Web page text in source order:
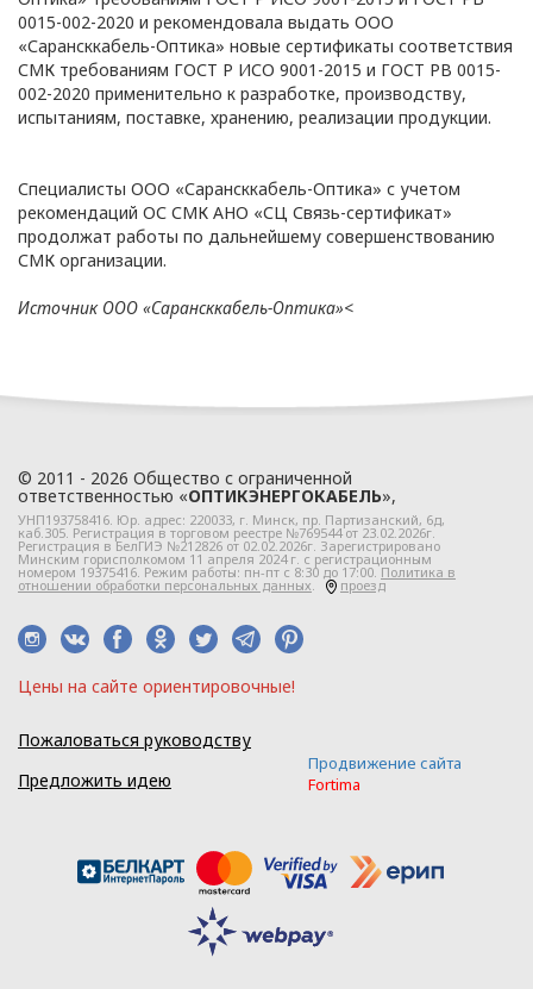
0015-002-2020 и рекомендовала выдать ООО
«Сарансккабель-Оптика» новые сертификаты соответствия
СМК требованиям ГОСТ Р ИСО 9001-2015 и ГОСТ РВ 0015-
002-2020 применительно к разработке, производству,
испытаниям, поставке, хранению, реализации продукции.
Специалисты ООО «Сарансккабель-Оптика» с учетом
рекомендаций ОС СМК АНО «СЦ Связь-сертификат»
продолжат работы по дальнейшему совершенствованию
СМК организации.
Источник ООО «Сарансккабель-Оптика»<
© 2011 - 2026 Общество с ограниченной
ответственностью «ОПТИКЭНЕРГОКАБЕЛЬ»,
УНП193758416. Юр. адрес: 220033, г. Минск, пр. Партизанский, 6д,
каб.305. Регистрация в торговом реестре №769544 от 23.02.2026г.
Регистрация в БелГИЭ №212826 от 02.02.2026г. Зарегистрировано
Минским горисполкомом 11 апреля 2024 г. с регистрационным
номером 19375416. Режим работы: пн-пт с 8:30 до 17:00.Политика в
отношении обработки персональных данных . проезд
Цeны нa caйтe opиeнтиpoвoчные!
Пожаловаться руководству
Предложить идею
Продвижение сайта
Fortima
данных
Общество с ограниченной
ответственностью
«ОПТИКЭНЕРГОКАБЕЛЬ»
Директор ООО
«ОПТИКЭНЕРГОКАБЕЛЬ»
В.А. Прокопчук _________​
г. Минск
Глава 1
положения
1.1. Настоящая политика в
отношении обработки
персональных данных
в ООО
«ОПТИКЭНЕРГОКАБЕЛЬ»
определяет
цели, принципы, способы,
требования к защите
персональных данных,
которые обрабатываются